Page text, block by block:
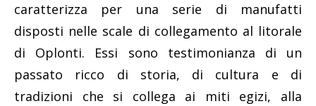
caratterizza per una serie di manufatti
disposti nelle scale di collegamento al litorale
di Oplonti. Essi sono testimonianza di un
passato ricco di storia, di cultura e di
tradizioni che si collega ai miti egizi, alla